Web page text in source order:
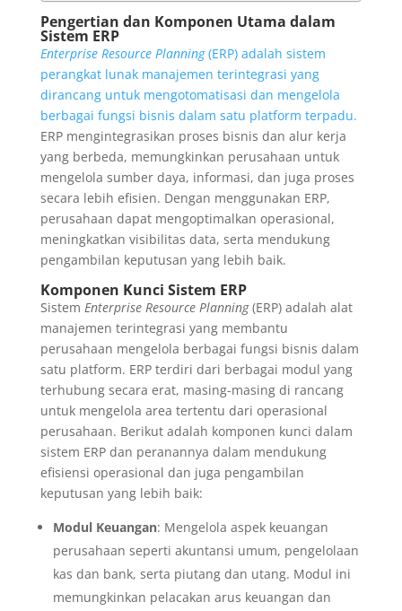
Pengertian dan Komponen Utama dalam
Sistem ERP
Enterprise Resource Planning(ERP) adalah sistem
perangkat lunak manajemen terintegrasi yang
dirancang untuk mengotomatisasi dan mengelola
berbagai fungsi bisnis dalam satu platform terpadu.
ERP mengintegrasikan proses bisnis dan alur kerja
yang berbeda, memungkinkan perusahaan untuk
mengelola sumber daya, informasi, dan juga proses
secara lebih efisien. Dengan menggunakan ERP,
perusahaan dapat mengoptimalkan operasional,
meningkatkan visibilitas data, serta mendukung
pengambilan keputusan yang lebih baik.
Komponen Kunci Sistem ERP
Sistem Enterprise Resource Planning(ERP) adalah alat
manajemen terintegrasi yang membantu
perusahaan mengelola berbagai fungsi bisnis dalam
satu platform. ERP terdiri dari berbagai modul yang
terhubung secara erat, masing-masing di rancang
untuk mengelola area tertentu dari operasional
perusahaan. Berikut adalah komponen kunci dalam
sistem ERP dan peranannya dalam mendukung
efisiensi operasional dan juga pengambilan
keputusan yang lebih baik:
Modul Keuangan: Mengelola aspek keuangan
perusahaan seperti akuntansi umum, pengelolaan
kas dan bank, serta piutang dan utang. Modul ini
memungkinkan pelacakan arus keuangan dan